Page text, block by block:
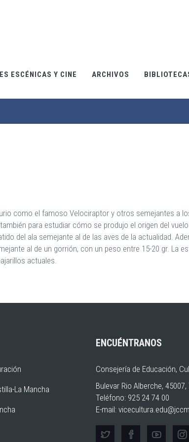
ESCÉNICAS Y CINE ARCHIVOS
como el famoso Velociraptor y otros semejantes a
para estudiar cómo se produjo el origen del vuelo
del ala semejante al de las aves de la actualidad.
al de un gorrión, con un peso entre 15-20 gr. La
actuales.
La Mancha
ENCUÉNTRANOS
Consejería de Educación,
Bulevar Rio Alberche,
Teléfono: 925 24 74 00
E-mail: